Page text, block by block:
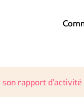
son rapport d’activité